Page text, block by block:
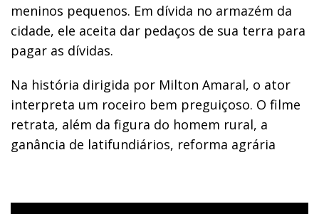
meninos pequenos. Em dívida no armazém da
cidade, ele aceita dar pedaços de sua terra para
pagar as dívidas.
Na história dirigida por Milton Amaral, o ator
interpreta um roceiro bem preguiçoso. O filme
retrata, além da figura do homem rural, a
ganância de latifundiários, reforma agrária